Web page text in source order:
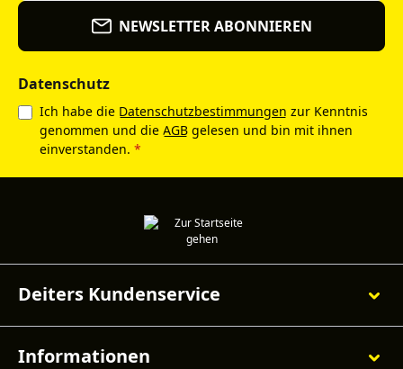
NEWSLETTER ABONNIEREN
Datenschutz
Ich habe die Datenschutzbestimmungen zur Kenntnis
genommen und die AGB gelesen und bin mit ihnen
einverstanden. *
Deiters Kundenservice
Informationen